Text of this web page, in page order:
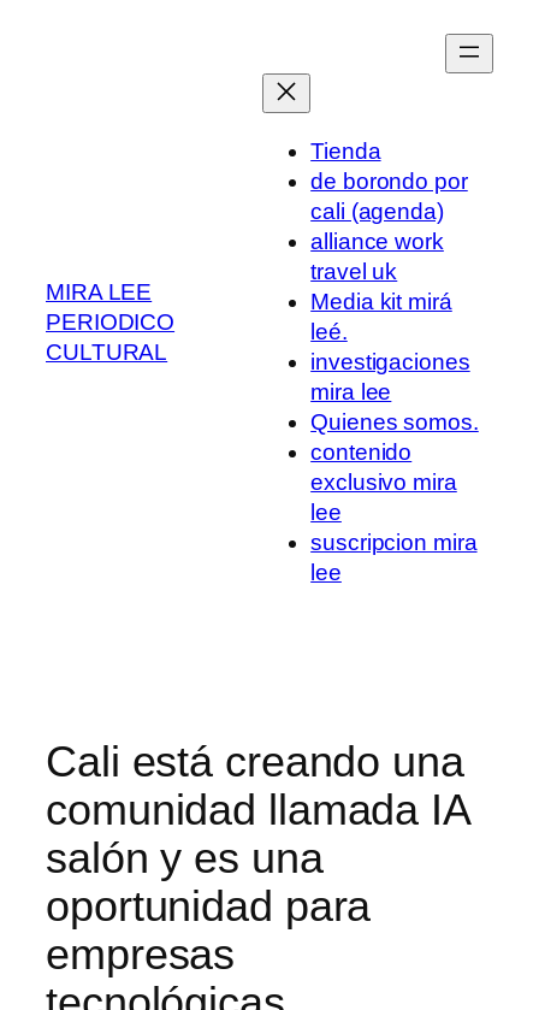
MIRA LEE
PERIODICO
CULTURAL
Tienda
de borondo por
cali (agenda)
alliance work
travel uk
Media kit mirá
leé.
investigaciones
mira lee
Quienes somos.
contenido
exclusivo mira
lee
suscripcion mira
lee
Cali está creando una
comunidad llamada IA
salón y es una
oportunidad para
empresas